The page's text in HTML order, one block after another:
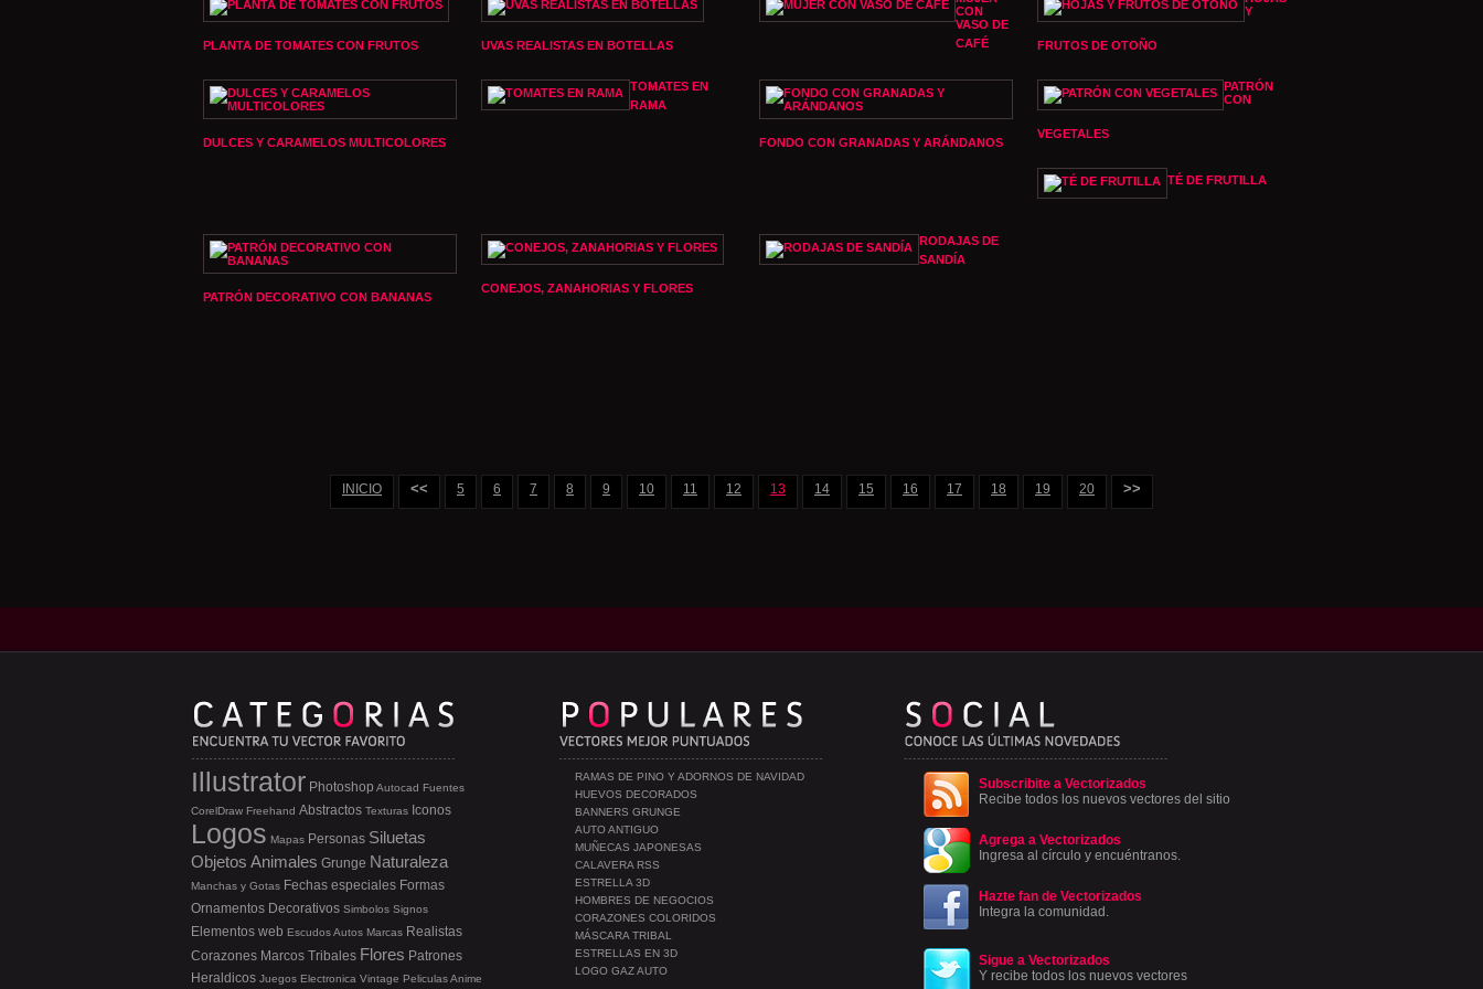
PLANTA DE TOMATES CON FRUTOS UVAS REALISTAS EN BOTELLAS
CON
VASO DE
CAFÉ
Y
FRUTOS DE OTOÑO
DULCES Y CARAMELOS MULTICOLORES
TOMATES EN
RAMA
FONDO CON GRANADAS Y ARÁNDANOS
PATRÓN
CON
VEGETALES
TÉ DE FRUTILLA
PATRÓN DECORATIVO CON BANANAS
CONEJOS, ZANAHORIAS Y FLORES
RODAJAS DE
SANDÍA
INICIO << 5 6 7 8 9 10 11 12 13 14 15 16 17 18 19 20 >>
Subscribite a Vectorizados
Recibe todos los nuevos vectores del sitio
Agrega a Vectorizados
Ingresa al círculo y encuéntranos.
Hazte fan de Vectorizados
Integra la comunidad.
Sigue a Vectorizados
Y recibe todos los nuevos vectores
RAMAS DE PINO Y ADORNOS DE NAVIDAD
HUEVOS DECORADOS
BANNERS GRUNGE
AUTO ANTIGUO
MUÑECAS JAPONESAS
CALAVERA RSS
ESTRELLA 3D
HOMBRES DE NEGOCIOS
CORAZONES COLORIDOS
MÁSCARA TRIBAL
ESTRELLAS EN 3D
LOGO GAZ AUTO
Illustrator Photoshop Autocad Fuentes
CorelDraw Freehand Abstractos Texturas Iconos
Logos Mapas Personas Siluetas
Objetos Animales Grunge Naturaleza
Manchas y Gotas Fechas especiales Formas
Ornamentos Decorativos Simbolos Signos
Elementos web EscudosAutos Marcas Realistas
Corazones Marcos Tribales Flores Patrones
Heraldicos Juegos Electronica Vintage PeliculasAnime